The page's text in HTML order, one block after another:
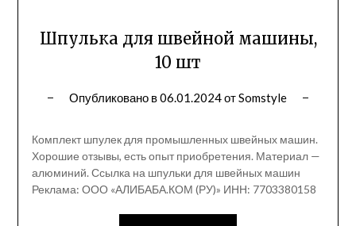
Шпулька для швейной машины,
10 шт
Опубликовано в06.01.2024отSomstyle
Комплект шпулек для промышленных швейных машин.
Хорошие отзывы, есть опыт приобретения. Материал —
алюминий. Ссылка на шпульки для швейных машин
Реклама: ООО «АЛИБАБА.КОМ (РУ)» ИНН: 7703380158